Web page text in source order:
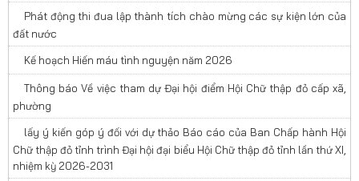
Phát động thi đua lập thành tích chào mừng các sự kiện lớn của
đất nước
Kế hoạch Hiến máu tình nguyện năm 2026
Thông báo Về việc tham dự Đại hội điểm Hội Chữ thập đỏ cấp xã,
phường
lấy ý kiến góp ý đối với dự thảo Báo cáo của Ban Chấp hành Hội
Chữ thập đỏ tỉnh trình Đại hội đại biểu Hội Chữ thập đỏ tỉnh lần thứ XI,
nhiệm kỳ 2026-2031